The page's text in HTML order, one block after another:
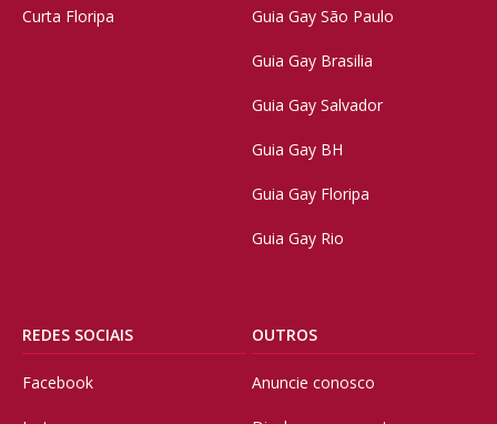
Curta Floripa Guia Gay São Paulo
Guia Gay Brasilia
Guia Gay Salvador
Guia Gay BH
Guia Gay Floripa
Guia Gay Rio
REDES SOCIAIS
Facebook
OUTROS
Anuncie conosco